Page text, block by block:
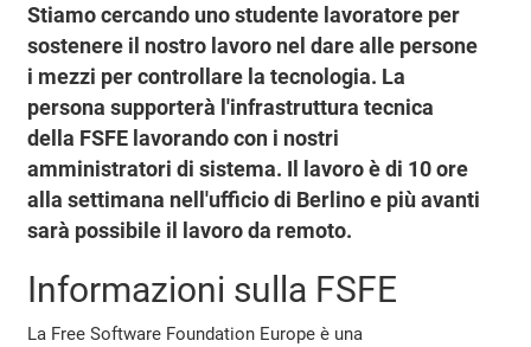
Stiamo cercando uno studente lavoratore per
sostenere il nostro lavoro nel dare alle persone
i mezzi per controllare la tecnologia. La
persona supporterà l'infrastruttura tecnica
della FSFE lavorando con i nostri
amministratori di sistema. Il lavoro è di 10 ore
alla settimana nell'ufficio di Berlino e più avanti
sarà possibile il lavoro da remoto.
Informazioni sulla FSFE
La Free Software Foundation Europe è una